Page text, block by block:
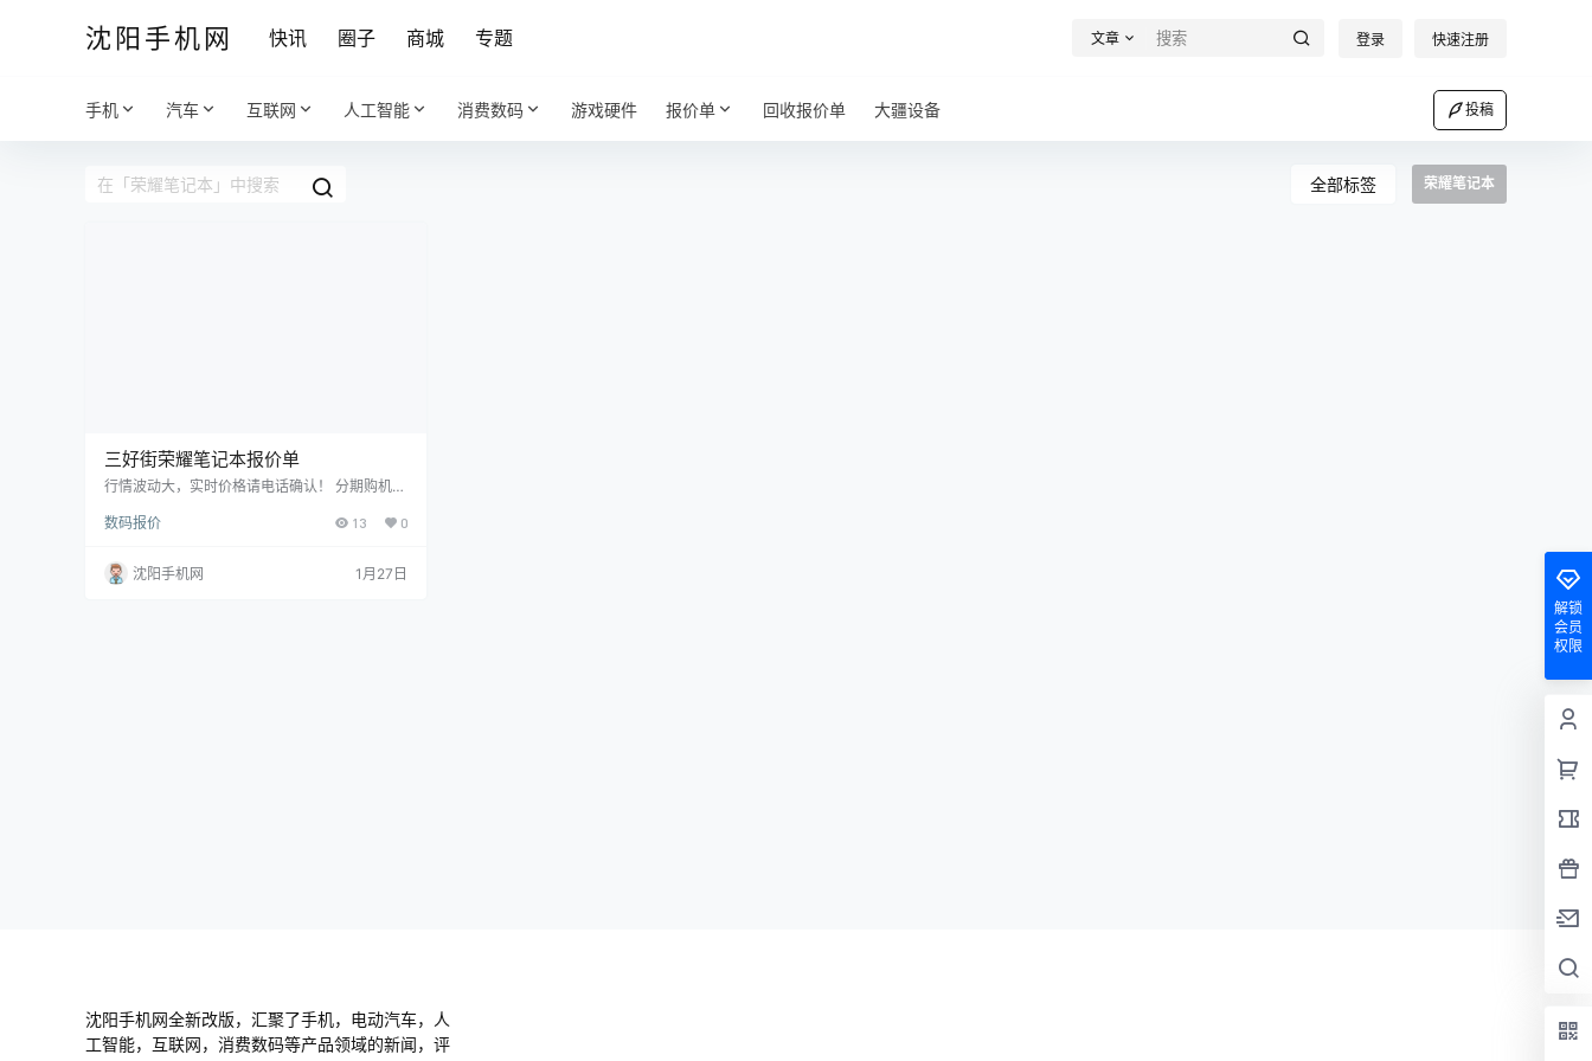
沈阳手机网 快讯 圈子 商城 专题 文章 登录 快速注册
手机 汽车 互联网 人工智能 消费数码 游戏硬件 报价单 回收报价单 大疆设备 投稿
全部标签 荣耀笔记本
三好街荣耀笔记本报价单
行情波动大，实时价格请电话确认！ 分期购机，
880微信同步，15674294444微信同步 沈阳市
时更新！只能用网站更新！ www.024hh.com
微信公众号：修小狸 14.0”MagicBook14Art-Ul
数码报价 13 0
沈阳手机网
1月27日
解锁
会员
权限
沈阳手机网全新改版，汇聚了手机，电动汽车，人
工智能，互联网，消费数码等产品领域的新闻，评